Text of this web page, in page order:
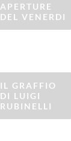
APERTURE
DEL VENERDI
IL GRAFFIO
DI LUIGI
RUBINELLI